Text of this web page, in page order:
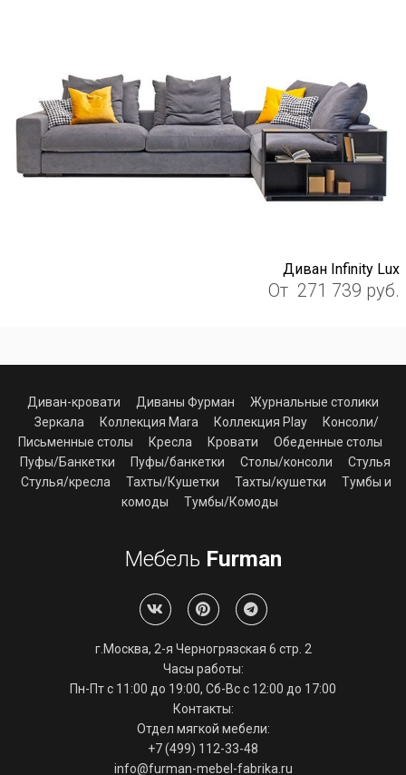
Диван Infinity Lux
От 271 739 руб.
Диван-кровати Диваны Фурман
Журнальные столики
Зеркала
Коллекция Mara Коллекция Play
Консоли/
Письменные столы
Кресла Кровати
Обеденные столы
Пуфы/Банкетки
Пуфы/банкетки Столы/консоли
Стулья
Стулья/кресла
Тахты/Кушетки Тахты/кушетки
Тумбы и
комоды
Тумбы/Комоды
Мебель Furman
г.Москва, 2-я Черногрязская 6 стр. 2
Часы работы:
Пн-Пт с 11:00 до 19:00, Сб-Вс с 12:00 до 17:00
Контакты:
Отдел мягкой мебели:
+7 (499) 112-33-48
info@furman-mebel-fabrika.ru